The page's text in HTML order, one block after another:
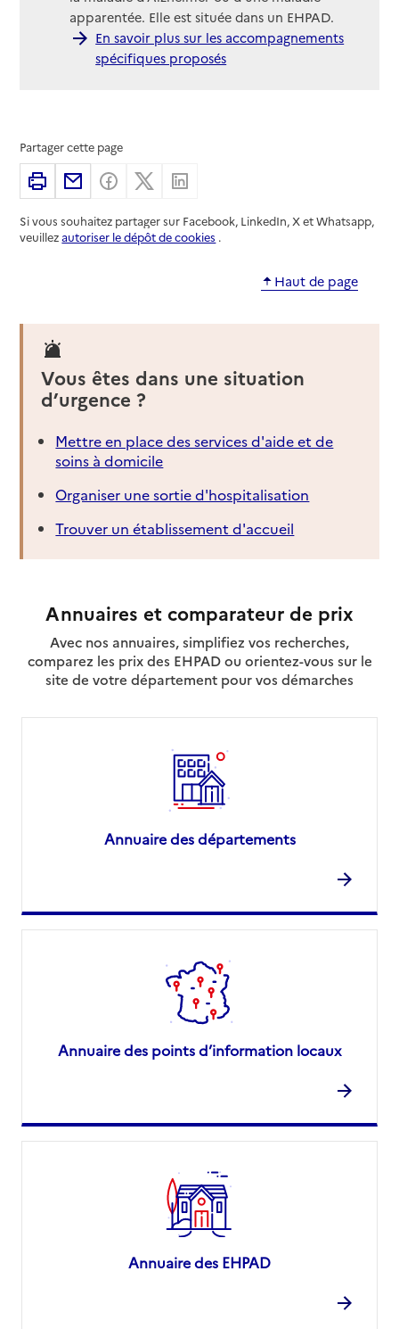
apparentée. Elle est située dans un EHPAD.
En savoir plus sur les accompagnements
spécifiques proposés
Partager cette page
ImprimerPartager par email
Partager sur Facebook
Partager sur X
Si vous souhaitez partager sur Facebook, LinkedIn, X et Whatsapp,
veuillezautoriser le dépôt de cookies .
Haut de page
Vous êtes dans une situation
d’urgence ?
Mettre en place des services d'aide et de
soins à domicile
Organiser une sortie d'hospitalisation
Trouver un établissement d'accueil
Annuaires et comparateur de prix
Avec nos annuaires, simplifiez vos recherches,
comparez les prix des EHPAD ou orientez-vous sur le
site de votre département pour vos démarches
Annuaire des départements
Annuaire des points d’information locaux
Annuaire des EHPAD